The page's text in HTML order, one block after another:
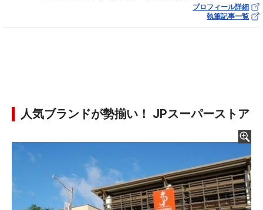
プロフィール詳細
執筆記事一覧
人気ブランドが勢揃い！ JPスーパーストア